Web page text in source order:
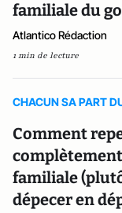
familiale du
Atlantico Rédaction
1 min de lecture
CHACUN SA PART
Comment
familiale
dépecer en